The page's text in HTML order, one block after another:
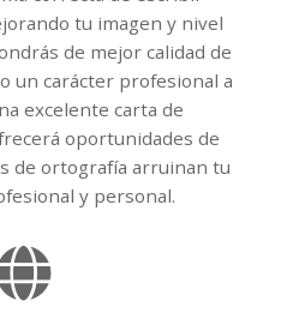
tu imagen y nivel
de mejor calidad de
un carácter profesional a
excelente carta de
oportunidades de
de ortografía arruinan tu
y personal.